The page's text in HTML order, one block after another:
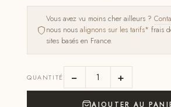
Vous avez vu moins cher ailleurs ?
nous nousalignons sur les tarifs* frais
sites basés en France.
QUANTITÉ − +
AJOUTER AU